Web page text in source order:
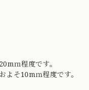
ｍ程度です。
そ10mｍ程度です。